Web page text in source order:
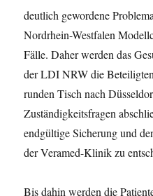
deutlich gewordene
Nordrhein-Westfalen
Fälle. Daher werden das
der LDI NRW die
runden Tisch nach
Zuständigkeitsfragen
endgültige Sicherung und
der Veramed-Klinik zu
Bis dahin werden die